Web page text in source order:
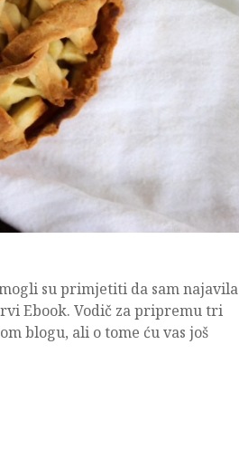
su primjetiti da sam najavila
Ebook. Vodič za pripremu tri
blogu, ali o tome ću vas još